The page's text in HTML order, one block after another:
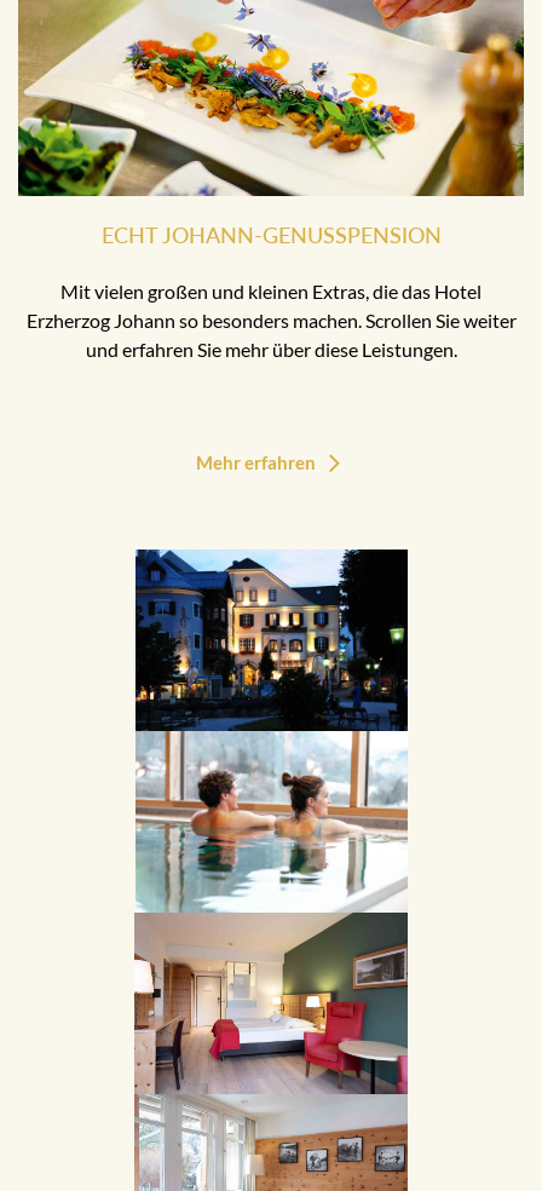
ECHT JOHANN-GENUSSPENSION
Mit vielen großen und kleinen Extras, die das Hotel
Erzherzog Johann so besonders machen. Scrollen Sie weiter
und erfahren Sie mehr über diese Leistungen.
Mehr erfahren